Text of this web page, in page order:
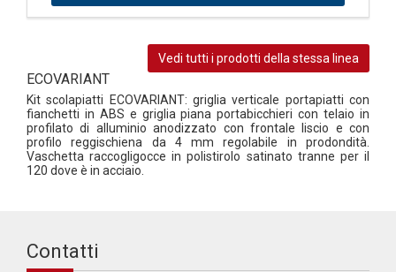
Vedi tutti i prodotti della stessa linea
ECOVARIANT
Kit scolapiatti ECOVARIANT: griglia verticale portapiatti con
fianchetti in ABS e griglia piana portabicchieri con telaio in
profilato di alluminio anodizzato con frontale liscio e con
profilo reggischiena da 4 mm regolabile in prodondità.
Vaschetta raccogligocce in polistirolo satinato tranne per il
120 dove è in acciaio.
Contatti